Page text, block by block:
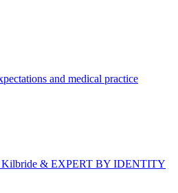
and medical practice
Kilbride & EXPERT BY IDENTITY